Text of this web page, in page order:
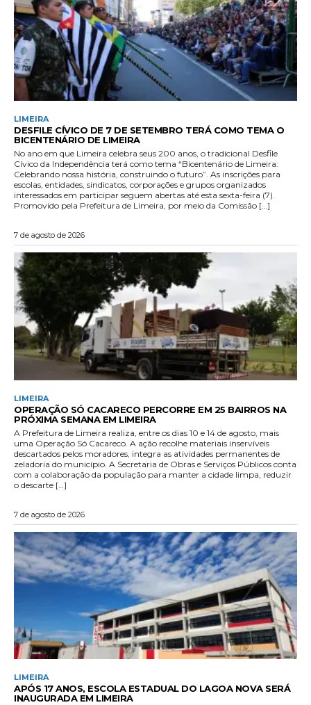
LIMEIRA
DESFILE CÍVICO DE 7 DE SETEMBRO TERÁ COMO TEMA O
BICENTENÁRIO DE LIMEIRA
No ano em que Limeira celebra seus 200 anos, o tradicional Desfile
Cívico da Independência terá como tema “Bicentenário de Limeira:
Celebrando nossa história, construindo o futuro”. As inscrições para
escolas, entidades, sindicatos, corporações e grupos organizados
interessados em participar seguem abertas até esta sexta-feira (7).
Promovido pela Prefeitura de Limeira, por meio da Comissão […]
7 de agosto de 2026
LIMEIRA
OPERAÇÃO SÓ CACARECO PERCORRE EM 25 BAIRROS NA
PRÓXIMA SEMANA EM LIMEIRA
A Prefeitura de Limeira realiza, entre os dias 10 e 14 de agosto, mais
uma Operação Só Cacareco. A ação recolhe materiais inservíveis
descartados pelos moradores, integra as atividades permanentes de
zeladoria do município. A Secretaria de Obras e Serviços Públicos conta
com a colaboração da população para manter a cidade limpa, reduzir
o descarte […]
7 de agosto de 2026
LIMEIRA
APÓS 17 ANOS, ESCOLA ESTADUAL DO LAGOA NOVA SERÁ
INAUGURADA EM LIMEIRA